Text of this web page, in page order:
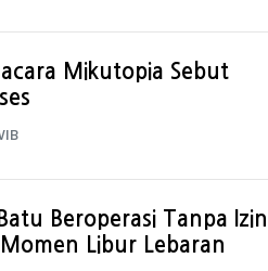
Mikutopia Sebut
Beroperasi Tanpa Izin
Libur Lebaran